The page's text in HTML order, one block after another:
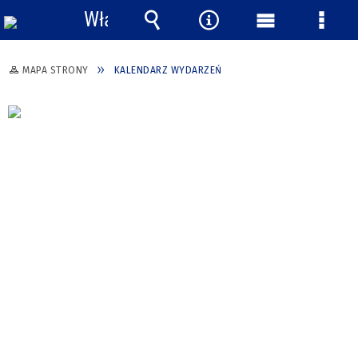
MAPA STRONY KALENDARZ WYDARZEŃ
Włącz
powiadomienia
Wyszukiwarka
Narzędzia
Menu Menu